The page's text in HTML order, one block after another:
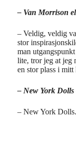
– Van Morrison
– Veldig, veldig
stor
man
lite, tror jeg at jeg
en stor plass i mitt
– New York Dolls
– New York